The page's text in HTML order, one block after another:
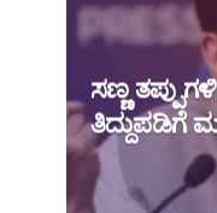
ಸಣ್ಣ
ತಿದ್ದುಪಡಿಗೆ